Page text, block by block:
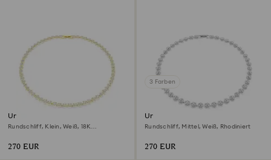
Una Angelic Halskette
Rundschliff, Klein, Weiß, 18K
270 EUR
3 Farben
Una Angelic Halskette
Rundschliff, Mittel, Weiß, Rhodiniert
270 EUR